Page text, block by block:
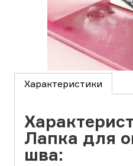
Характеристики
Лапка для
шва: